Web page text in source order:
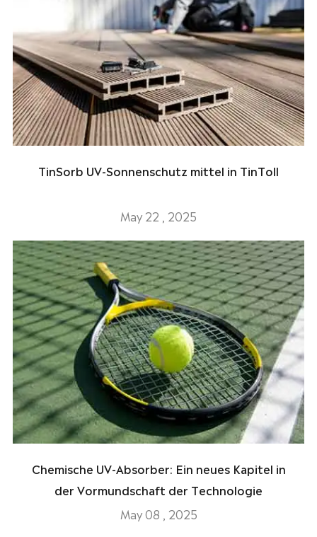
TinSorb UV-Sonnenschutz mittel in TinToll
May 22 , 2025
Chemische UV-Absorber: Ein neues Kapitel in
der Vormundschaft der Technologie
May 08 , 2025